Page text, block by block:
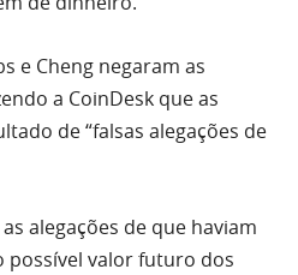
e Cheng negaram as
a CoinDesk queas
de “falsas alegações de
alegações de que haviam
possível valor futuro dos